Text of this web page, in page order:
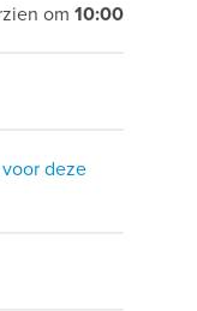
om 10:00
deze